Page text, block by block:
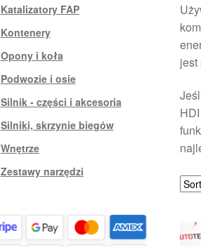
jest
Katalizatory FAP
Kontenery
Opony i koła
Podwozie i osie
Silnik - części i akcesoria
Silniki, skrzynie biegów
Wnętrze
Zestawy narzędzi